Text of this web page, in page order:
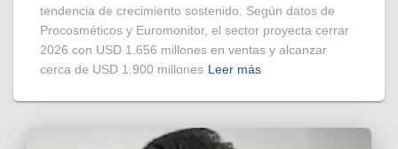
tendencia de crecimiento sostenido. Según datos de
Procosméticos y Euromonitor, el sector proyecta cerrar
2026 con USD 1.656 millones en ventas y alcanzar
cerca de USD 1.900 millones Leer más